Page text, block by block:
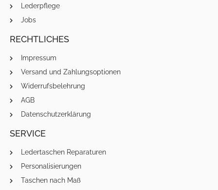
Lederpflege
Jobs
RECHTLICHES
Impressum
Versand und Zahlungsoptionen
Widerrufsbelehrung
AGB
Datenschutzerklärung
SERVICE
Ledertaschen Reparaturen
Personalisierungen
Taschen nach Maß